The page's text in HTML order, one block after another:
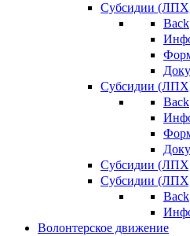
Субсидии
Back
Субсидии
Back
Субсидии
Субсидии
Back
Волонтерское движение